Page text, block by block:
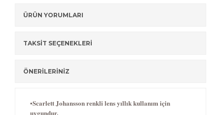
ÜRÜN YORUMLARI
TAKSİT SEÇENEKLERİ
ÖNERİLERİNİZ
•Scarlett Johansson renkli lens yıllık kullanım için
uygundur.